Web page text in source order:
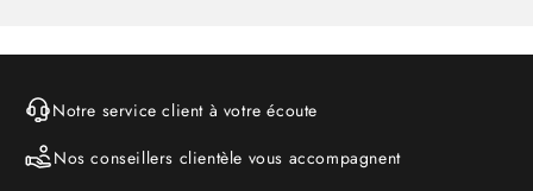
Notre service client à votre écoute
Nos conseillers clientèle vous accompagnent